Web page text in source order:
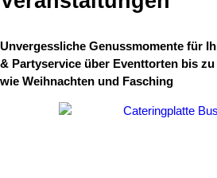
Unvergessliche Genussmomente für
& Partyservice über Eventtorten bis
wie Weihnachten und Fasching